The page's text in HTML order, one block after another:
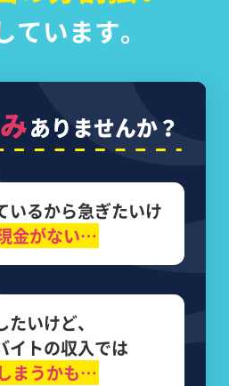
ています。
ありませんか？
いるから急ぎたいけ
金がない…
いけど、
イトの収入では
まうかも…